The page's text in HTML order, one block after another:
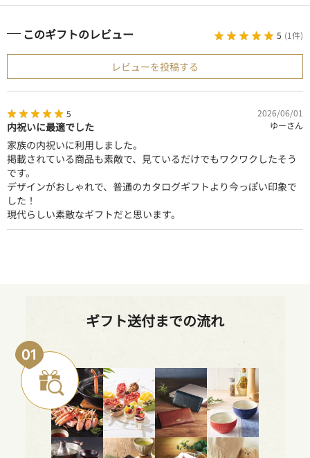
このギフトのレビュー 5 (1件)
レビューを投稿する
5
内祝いに最適でした
2026/06/01
ゆーさん
家族の内祝いに利用しました。
掲載されている商品も素敵で、見ているだけでもワクワクしたそう
です。
デザインがおしゃれで、普通のカタログギフトより今っぽい印象で
した！
現代らしい素敵なギフトだと思います。
ギフト送付までの流れ